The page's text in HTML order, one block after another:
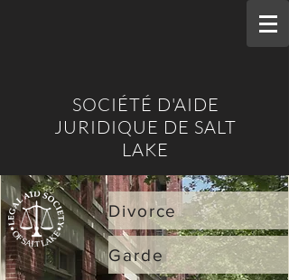
SOCIÉTÉ D'AIDE
JURIDIQUE DE SALT
LAKE
Divorce
Garde